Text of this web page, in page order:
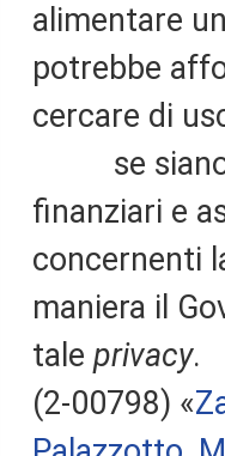
alimentare
potrebbe
cercare di
se siano
finanziari e
concernenti
maniera il
tale privacy.
(2-00798) «